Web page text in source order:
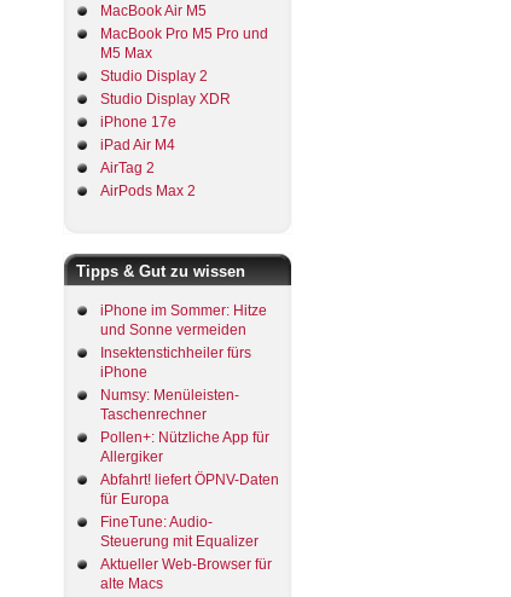
MacBook Air M5
MacBook Pro M5 Pro und
M5 Max
Studio Display 2
Studio Display XDR
iPhone 17e
iPad Air M4
AirTag 2
AirPods Max 2
Tipps & Gut zu wissen
iPhone im Sommer: Hitze
und Sonne vermeiden
Insektenstichheiler fürs
iPhone
Numsy: Menüleisten-
Taschenrechner
Pollen+: Nützliche App für
Allergiker
Abfahrt! liefert ÖPNV-Daten
für Europa
FineTune: Audio-
Steuerung mit Equalizer
Aktueller Web-Browser für
alte Macs